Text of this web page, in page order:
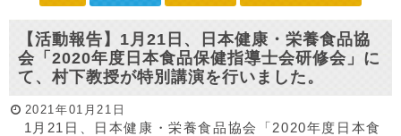
【活動報告】1月21日、日本健康・栄養食品協
会「2020年度日本食品保健指導士会研修会」に
て、村下教授が特別講演を行いました。
2021年01月21日
1月21日、日本健康・栄養食品協会「2020年度日本食